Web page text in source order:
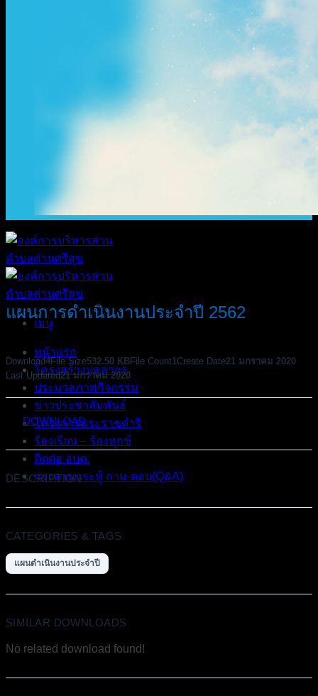
เมนู
หน้าแรก
โครงสร้างบุคลากร
ประมวลภาพกิจกรรม
ข่าวประชาสัมพันธ์
โครงการพระราชดำริ
ร้องเรียน – ร้องทุกข์
ติดต่อ อบต.
กระดานกระทู้ ถาม-ตอบ(Q&A)
แผนการดำเนินงานประจำปี 2562
Download4File Size532.50 KBFile Count1 Create Date21 มกราคม 2020
Last Updated21 มกราคม 2020
DOWNLOAD
DESCRIPTION
CATEGORIES & TAGS
แผนดำเนินงานประจำปี
SIMILAR DOWNLOADS
No related download found!